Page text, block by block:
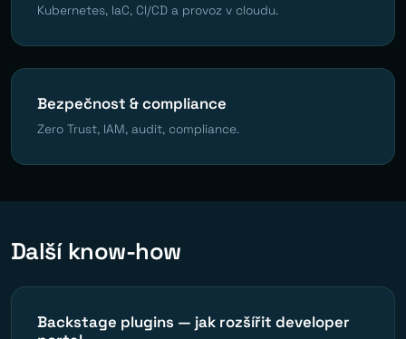
Kubernetes, IaC, CI/CD a provoz v cloudu.
Bezpečnost & compliance
Zero Trust, IAM, audit, compliance.
Další know-how
Backstage plugins — jak rozšířit developer